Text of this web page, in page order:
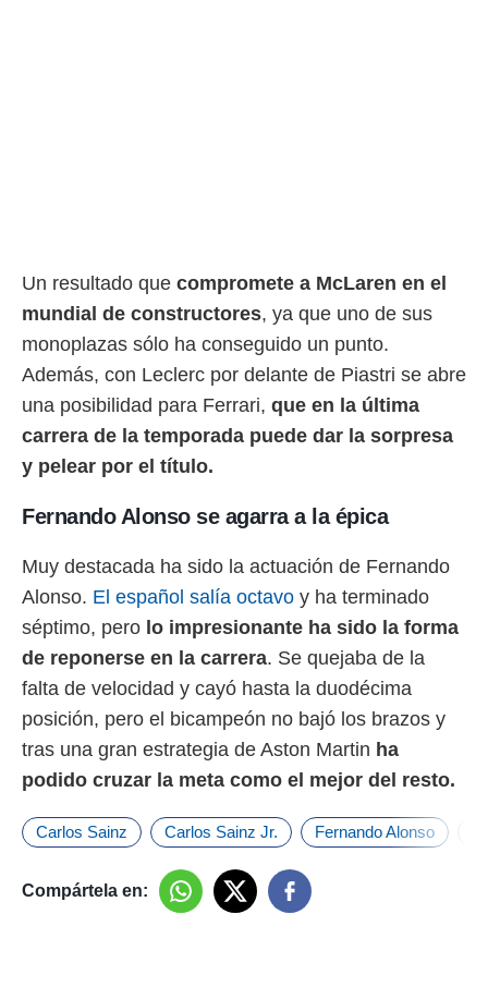
Un resultado que compromete a McLaren en el
mundial de constructores, ya que uno de sus
monoplazas sólo ha conseguido un punto.
Además, con Leclerc por delante de Piastri se abre
una posibilidad para Ferrari, que en la última
carrera de la temporada puede dar la sorpresa
y pelear por el título.
Fernando Alonso se agarra a la épica
Muy destacada ha sido la actuación de Fernando
Alonso. El español salía octavo y ha terminado
séptimo, pero lo impresionante ha sido la forma
de reponerse en la carrera. Se quejaba de la
falta de velocidad y cayó hasta la duodécima
posición, pero el bicampeón no bajó los brazos y
tras una gran estrategia de Aston Martin ha
podido cruzar la meta como el mejor del resto.
Carlos Sainz Carlos Sainz Jr. Fernando Alonso
Compártela en: